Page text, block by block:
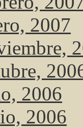
2007
2006
2006